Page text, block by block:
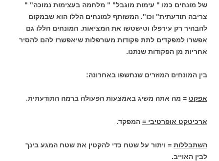
של מונחים כמו " עימות מוגבל" " מלחמה בעצימות נמוכה" "
צריבה תודעתית" וכו". המשותף למונחים הללו הוא שבמקום
להבהיר רק עירפלו וטישטשו את המציאות. המונחים הללו גם
אפשרו למפקדים לתת פקודות מעורפלות שיאפשרו להם להסיר
אחריות מן הפקודות שנתנו.
בין המונחים המוזרים שנחשפו באחרונה:
אפקט = מה אתה משיג באמצעות הפעולה ברמה התודעתית.
ארכיטקט אופרטיבי = המפקד.
השתבללות = ויתור על שטח כדי להקטין את שטח המגע בינך
לבין האוייב.